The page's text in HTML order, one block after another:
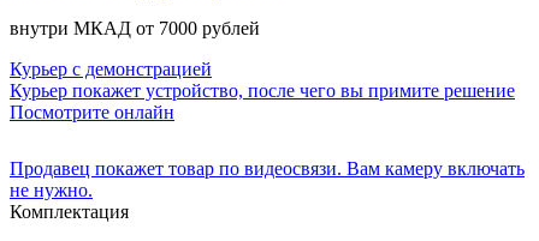
внутри МКАД от 7000 рублей
Курьер с демонстрацией
Курьер покажет устройство, после чего вы примите решение
Посмотрите онлайн
Продавец покажет товар по видеосвязи. Вам камеру включать
не нужно.
Комплектация